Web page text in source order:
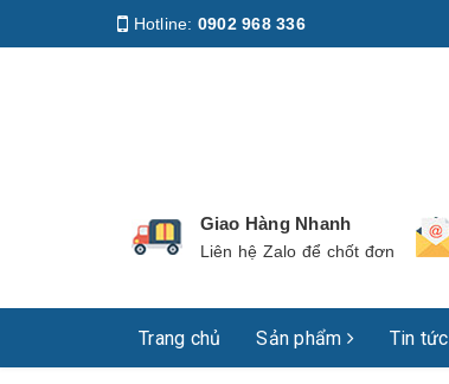
Hotline: 0902 968 336
Giao Hàng Nhanh
Liên hệ Zalo để chốt đơn
Trang chủ Sản phẩm Tin tức